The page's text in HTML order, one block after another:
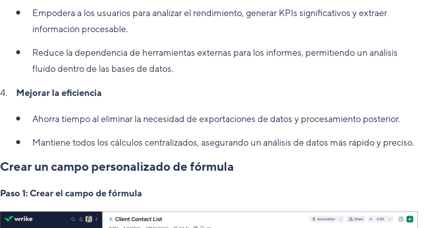
Empodera a los usuarios para analizar el rendimiento, generar KPIs significativos y extraer
información procesable.
Reduce la dependencia de herramientas externas para los informes, permitiendo un análisis
fluido dentro de las bases de datos.
Mejorar la eficiencia
Ahorra tiempo al eliminar la necesidad de exportaciones de datos y procesamiento posterior.
Mantiene todos los cálculos centralizados, asegurando un análisis de datos más rápido y preciso.
Crear un campo personalizado de fórmula
Paso 1: Crear el campo de fórmula